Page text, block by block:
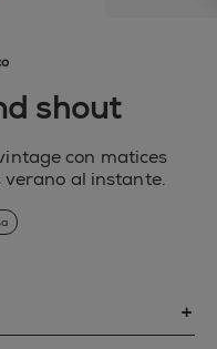
shout
con matices
al instante.